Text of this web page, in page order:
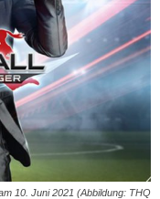
10. Juni 2021 (Abbildung: THQ